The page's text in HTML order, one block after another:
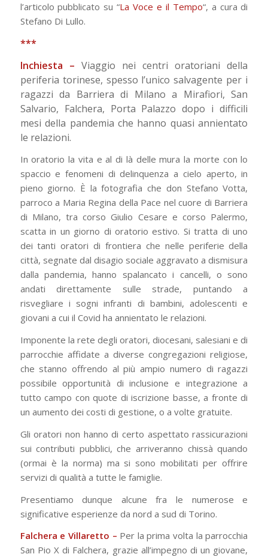
l’articolo pubblicato su “La Voce e il Tempo“, a cura di
Stefano Di Lullo.
***
Inchiesta – Viaggio nei centri oratoriani della
periferia torinese, spesso l’unico salvagente per i
ragazzi da Barriera di Milano a Mirafiori, San
Salvario, Falchera, Porta Palazzo dopo i difficili
mesi della pandemia che hanno quasi annientato
le relazioni.
In oratorio la vita e al di là delle mura la morte con lo
spaccio e fenomeni di delinquenza a cielo aperto, in
pieno giorno. È la fotografia che don Stefano Votta,
parroco a Maria Regina della Pace nel cuore di Barriera
di Milano, tra corso Giulio Cesare e corso Palermo,
scatta in un giorno di oratorio estivo. Si tratta di uno
dei tanti oratori di frontiera che nelle periferie della
città, segnate dal disagio sociale aggravato a dismisura
dalla pandemia, hanno spalancato i cancelli, o sono
andati direttamente sulle strade, puntando a
risvegliare i sogni infranti di bambini, adolescenti e
giovani a cui il Covid ha annientato le relazioni.
Imponente la rete degli oratori, diocesani, salesiani e di
parrocchie affidate a diverse congregazioni religiose,
che stanno offrendo al più ampio numero di ragazzi
possibile opportunità di inclusione e integrazione a
tutto campo con quote di iscrizione basse, a fronte di
un aumento dei costi di gestione, o a volte gratuite.
Gli oratori non hanno di certo aspettato rassicurazioni
sui contributi pubblici, che arriveranno chissà quando
(ormai è la norma) ma si sono mobilitati per offrire
servizi di qualità a tutte le famiglie.
Presentiamo dunque alcune fra le numerose e
significative esperienze da nord a sud di Torino.
Falchera e Villaretto – Per la prima volta la parrocchia
San Pio X di Falchera, grazie all’impegno di un giovane,